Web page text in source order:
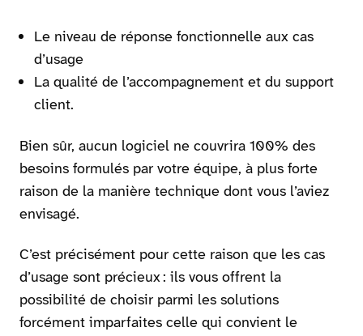
Le niveau de réponse fonctionnelle aux cas
d’usage
La qualité de l’accompagnement et du support
client.
Bien sûr, aucun logiciel ne couvrira 100% des
besoins formulés par votre équipe, à plus forte
raison de la manière technique dont vous l’aviez
envisagé.
C’est précisément pour cette raison que les cas
d’usage sont précieux : ils vous offrent la
possibilité de choisir parmi les solutions
forcément imparfaites celle qui convient le